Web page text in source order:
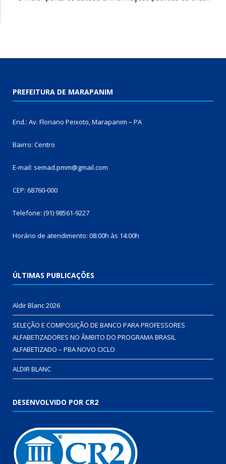
PREFEITURA DE MARAPANIM
End.: Av. Floriano Peixoto, Marapanim – PA
Bairro: Centro
E-mail: semad.pmm@gmail.com
CEP: 68760-000
Telefone: (91) 98561-9227
Horário de atendimento: 08:00h às 14:00h
ÚLTIMAS PUBLICAÇÕES
Aldir Blanc 2026
SELEÇÃO E COMPOSIÇÃO DE BANCO PARA PROFESSORES
ALFABETIZADORES NO ÂMBITO DO PROGRAMA BRASIL
ALFABETIZADO – PBA NOVO CICLO
ALDIR BLANC
DESENVOLVIDO POR CR2